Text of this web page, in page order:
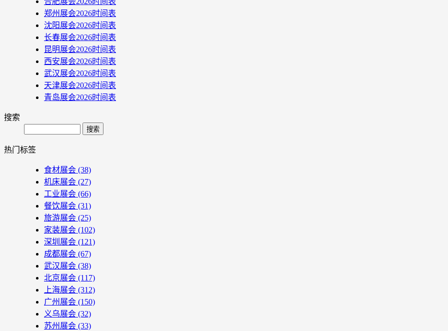
郑州展会2026时间表
沈阳展会2026时间表
长春展会2026时间表
昆明展会2026时间表
西安展会2026时间表
武汉展会2026时间表
天津展会2026时间表
青岛展会2026时间表
搜索
Search
热门标签
食材展会 (38)
机床展会 (27)
工业展会 (66)
餐饮展会 (31)
旅游展会 (25)
家装展会 (102)
深圳展会 (121)
成都展会 (67)
武汉展会 (38)
北京展会 (117)
上海展会 (312)
广州展会 (150)
义乌展会 (32)
苏州展会 (33)